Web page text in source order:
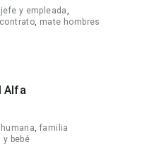
jefe y empleada,
, mate hombres
Alfa
humana,familia
y bebé